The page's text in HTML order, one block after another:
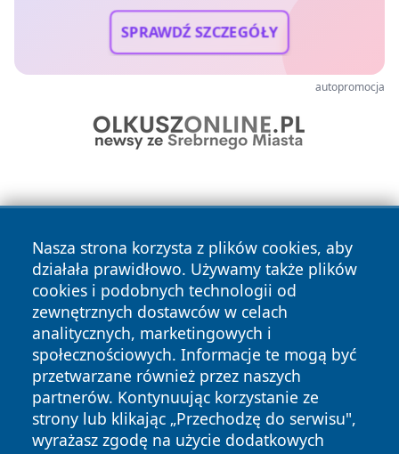
SPRAWDŹ SZCZEGÓŁY
autopromocja
Nasza strona korzysta z plików cookies, aby
działała prawidłowo. Używamy także plików
cookies i podobnych technologii od
zewnętrznych dostawców w celach
analitycznych, marketingowych i
społecznościowych. Informacje te mogą być
przetwarzane również przez naszych
partnerów. Kontynuując korzystanie ze
strony lub klikając „Przechodzę do serwisu",
wyrażasz zgodę na użycie dodatkowych
Copyright © 2026 czestochowanews.pl Wszystkie prawa
zastrzeżone.
News Autorzy
Polityka
Prywatności
Polityka
Cookies
cześć